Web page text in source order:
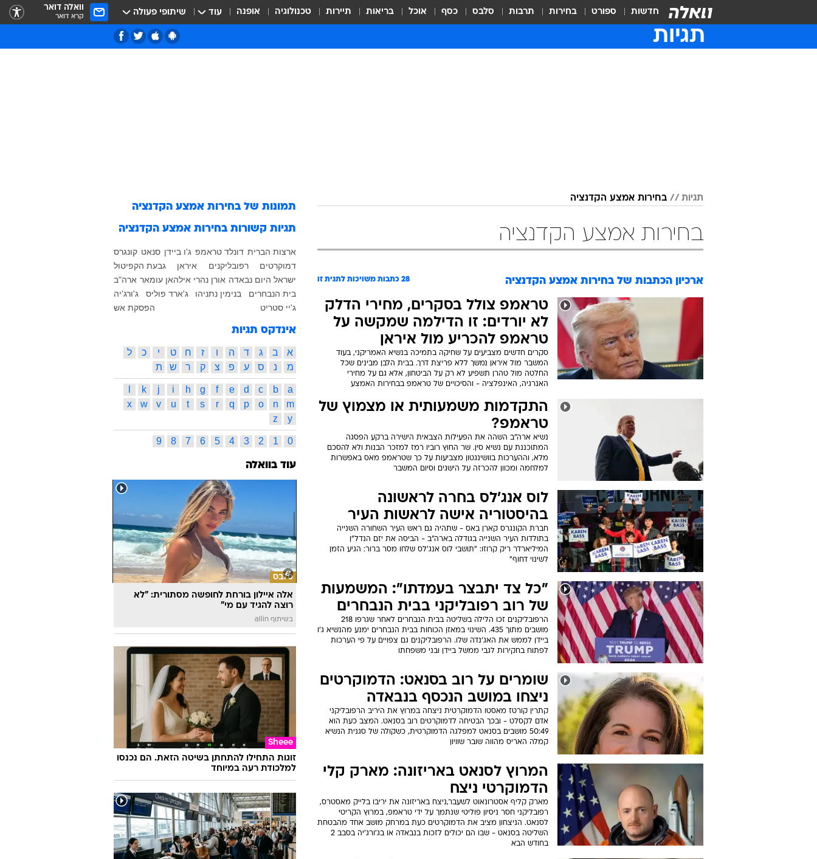
חדשות ספורט בחירות תרבות סלבס כסף אוכל בריאות תיירות טכנולוגיה אופנה עוד שיתופי פעולה וואלה דואר
קרא דואר
תגיות
תגיות בחירות אמצע הקדנציה
בחירות אמצע הקדנציה
ארכיון הכתבות של בחירות אמצע הקדנציה 28 כתבות משויכות לתגית זו
טראמפ צולל בסקרים, מחירי הדלק
לא יורדים: זו הדילמה שמקשה על
טראמפ להכריע מול איראן
סקרים חדשים מצביעים על שחיקה בתמיכה בנשיא האמריקני, בעוד
המשבר מול איראן נמשך ללא פריצת דרך. בבית הלבן מבינים שכל
החלטה מול טהרן תשפיע לא רק על הביטחון, אלא גם על מחירי
האנרגיה, האינפלציה - והסיכויים של טראמפ בבחירות האמצע
התקדמות משמעותית או מצמוץ של
טראמפ?
נשיא ארה"ב השהה את הפעילות הצבאית הישירה ברקע הפסגה
המתוכננת עם נשיא סין. שר החוץ רוביו רמז למזכר הבנות ולא להסכם
מלא, וההערכות בוושינגטון מצביעות על כך שטראמפ מאס באפשרות
למלחמה ומכוון להכרזה על הישגים וסיום המשבר
לוס אנג'לס בחרה לראשונה
בהיסטוריה אישה לראשות העיר
חברת הקונגרס קארן באס - שתהיה גם ראש העיר השחורה השנייה
בתולדות העיר השנייה בגודלה בארה"ב - הביסה את יזם הנדל"ן
המיליארדר ריק קרוזו: "תושבי לוס אנג'לס שלחו מסר ברור: הגיע הזמן
לשינוי דחוף"
"כל צד יתבצר בעמדתו": המשמעות
של רוב רפובליקני בבית הנבחרים
הרפובליקנים זכו הלילה בשליטה בבית הנבחרים לאחר שגרפו 218
מושבים מתוך 435. השינוי במאזן הכוחות בבית הנבחרים ימנע מהנשיא ג'ו
ביידן לממש את האג'נדה שלו. הרפובליקנים גם צפויים על פי הערכות
לפתוח בחקירות לגבי ממשל ביידן ובני משפחתו
שומרים על רוב בסנאט: הדמוקרטים
ניצחו במושב הנכסף בנבאדה
קתרין קורטז מאסטו הדמוקרטית ניצחה במרוץ את היריב הרפובליקני
אדם לקסלט - ובכך הבטיחה לדמוקרטים רוב בסנאט. המצב כעת הוא
50:49 מושבים בסנאט למפלגה הדמוקרטית, כשקולה של סגנית הנשיא
קמלה האריס מהווה שובר שוויון
המרוץ לסנאט באריזונה: מארק קלי
הדמוקרטי ניצח
מארק קליף אסטרונאוט לשעבר,ניצח באריזונה את יריבו בלייק מאסטרס,
רפובליקני חסר ניסיון פוליטי שנתמך על ידי טראמפ, במרוץ הקריטי
לסנאט. הניצחון מציב את הדמוקרטים כעת במרחק מושב אחד מהבטחת
השליטה בסנאט - שבו הם יכולים לזכות בנבאדה או בג'ורג'יה בסבב 2
בחודש הבא
תמונות של בחירות אמצע הקדנציה
תגיות קשורות בחירות אמצע הקדנציה
ארצות הברית דונלד טראמפ ג'ו ביידן סנאט קונגרס
דמוקרטים
רפובליקנים איראן
גבעת הקפיטול
ישראל היום נבאדה אורן נהרי אילהאן עומאר ארה"ב
בית הנבחרים
בנימין נתניהו ג'ארד פוליס
ג'ורג'יה
ג'יי סטריט
הפסקת אש
אינדקס תגיות
א ב ג ד ה ו ז ח ט י כ
ל
מ
נ ס ע פ צ ק ר ש ת
a
b
c
d
e
f
g
h
i
j
k
m
n
o
p
q
r
s
t
u
v
w
x
y
z
0
1
2
3
4
5
6
7
8
9
עוד בוואלה
סלבס
אלה איילון בורחת לחופשה מסתורית: "לא
רוצה להגיד עם מי"
בשיתוף allin
Sheee
זוגות התחילו להתחתן בשיטה הזאת. הם נכנסו
למלכודת רעה במיוחד